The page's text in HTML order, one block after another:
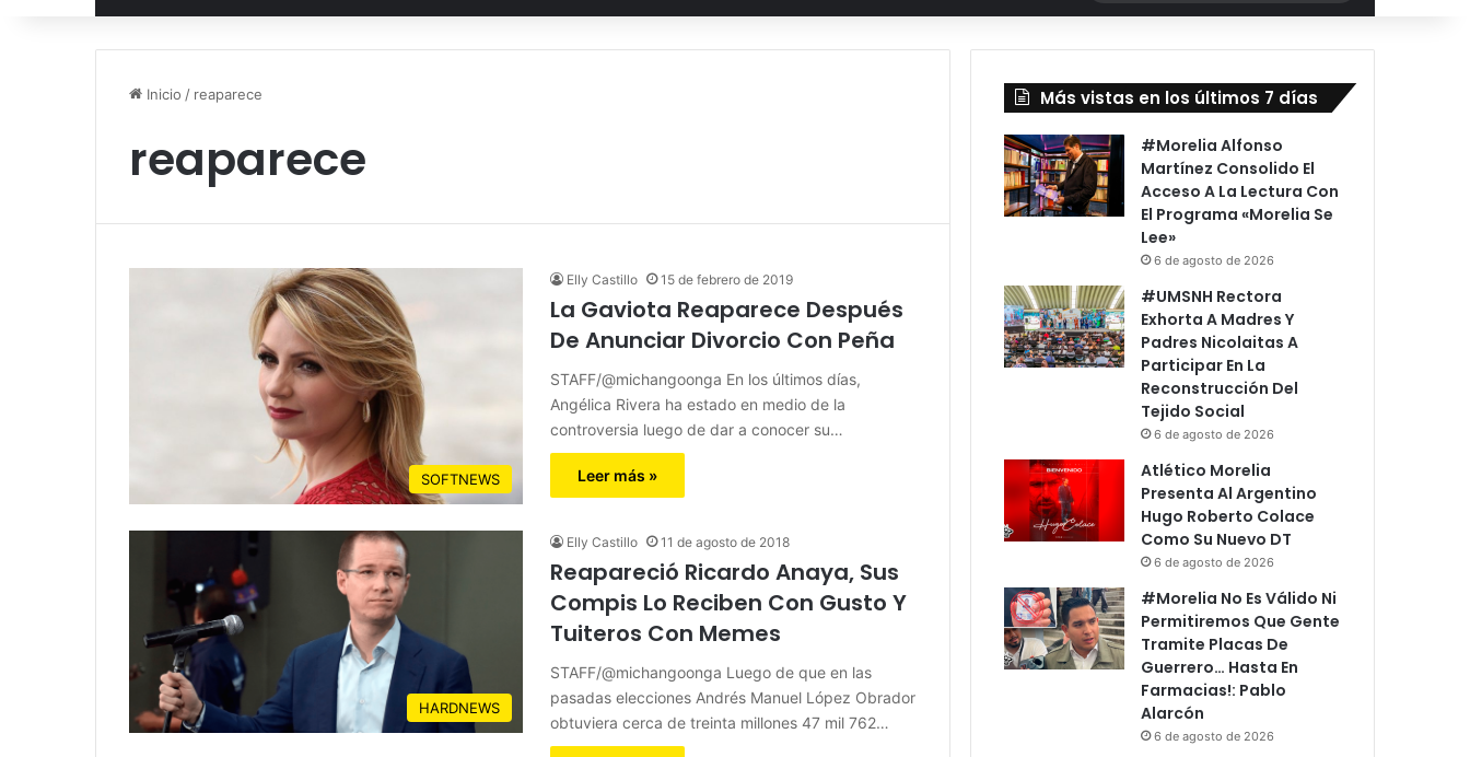
por
Inicio / reaparece
reaparece
SOFTNEWS
Elly Castillo 15 de febrero de 2019
La Gaviota Reaparece Después
De Anunciar Divorcio Con Peña
STAFF/@michangoonga En los últimos días,
Angélica Rivera ha estado en medio de la
controversia luego de dar a conocer su…
Leer más »
HARDNEWS
Elly Castillo 11 de agosto de 2018
Reapareció Ricardo Anaya, Sus
Compis Lo Reciben Con Gusto Y
Tuiteros Con Memes
STAFF/@michangoonga Luego de que en las
pasadas elecciones Andrés Manuel López Obrador
obtuviera cerca de treinta millones 47 mil 762…
Más vistas en los últimos 7 días
#Morelia Alfonso
Martínez Consolido El
Acceso A La Lectura Con
El Programa «Morelia Se
Lee»
6 de agosto de 2026
#UMSNH Rectora
Exhorta A Madres Y
Padres Nicolaitas A
Participar En La
Reconstrucción Del
Tejido Social
6 de agosto de 2026
Atlético Morelia
Presenta Al Argentino
Hugo Roberto Colace
Como Su Nuevo DT
6 de agosto de 2026
#Morelia No Es Válido Ni
Permitiremos Que Gente
Tramite Placas De
Guerrero… Hasta En
Farmacias!: Pablo
Alarcón
6 de agosto de 2026